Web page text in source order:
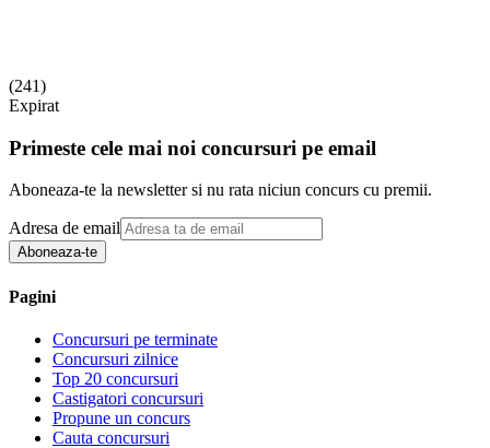
(241)
Expirat
Primeste cele mai noi concursuri pe email
Aboneaza-te la newsletter si nu rata niciun concurs cu premii.
Adresa de email
Aboneaza-te
Pagini
Concursuri pe terminate
Concursuri zilnice
Top 20 concursuri
Castigatori concursuri
Propune un concurs
Cauta concursuri